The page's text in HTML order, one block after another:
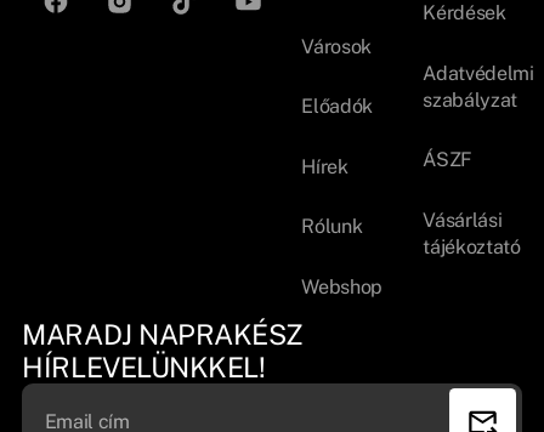
Városok
Előadók
Hírek
Rólunk
Webshop
Kérdések
Adatvédelmi
szabályzat
ÁSZF
Vásárlási
tájékoztató
MARADJ NAPRAKÉSZ
HÍRLEVELÜNKKEL!